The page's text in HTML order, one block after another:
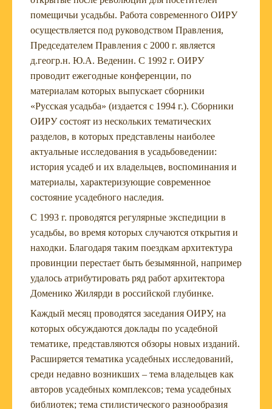
помещичьи усадьбы. Работа современного ОИРУ
осуществляется под руководством Правления,
Председателем Правления с 2000 г. является
д.геогр.н. Ю.А. Веденин. С 1992 г. ОИРУ
проводит ежегодные конференции, по
материалам которых выпускает сборники
«Русская усадьба» (издается с 1994 г.). Сборники
ОИРУ состоят из нескольких тематических
разделов, в которых представлены наиболее
актуальные исследования в усадьбоведении:
история усадеб и их владельцев, воспоминания и
материалы, характеризующие современное
состояние усадебного наследия.
С 1993 г. проводятся регулярные экспедиции в
усадьбы, во время которых случаются открытия и
находки. Благодаря таким поездкам архитектура
провинции перестает быть безымянной, например
удалось атрибутировать ряд работ архитектора
Доменико Жилярди в российской глубинке.
Каждый месяц проводятся заседания ОИРУ, на
которых обсуждаются доклады по усадебной
тематике, представляются обзоры новых изданий.
Расширяется тематика усадебных исследований,
среди недавно возникших – тема владельцев как
авторов усадебных комплексов; тема усадебных
библиотек; тема стилистического разнообразия